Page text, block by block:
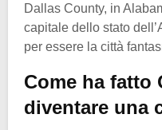
Dallas County, in
capitale dello stato
per essere la città
Come ha fatto
diventare una